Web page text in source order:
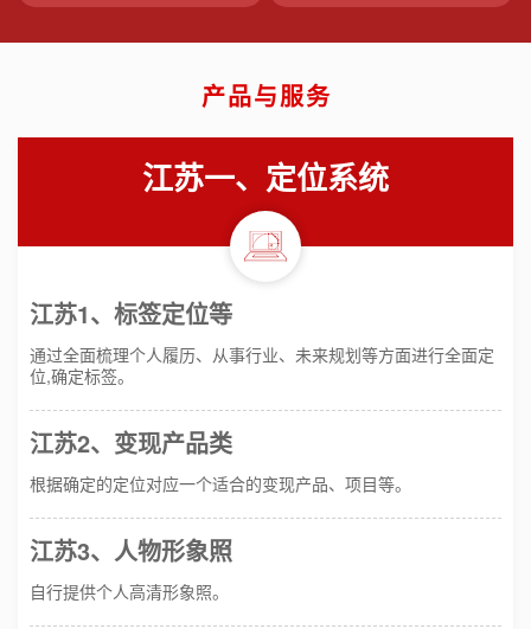
产品与服务
江苏一、定位系统
江苏1、标签定位等
通过全面梳理个人履历、从事行业、未来规划等方面进行全面定
位,确定标签。
江苏2、变现产品类
根据确定的定位对应一个适合的变现产品、项目等。
江苏3、人物形象照
自行提供个人高清形象照。